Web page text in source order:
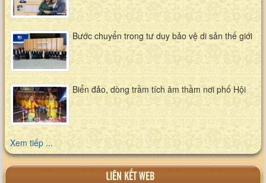
Bước chuyển trong tư duy bảo vệ di sản thế giới
Biển đảo, dòng trầm tích âm thầm nơi phố Hội
Xem tiếp ...
LIÊN KẾT WEB